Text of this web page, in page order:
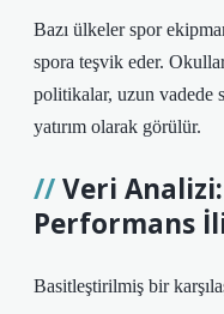
Bazı ülkeler spor
spora teşvik eder.
politikalar, uzun vadede
yatırım olarak görülür.
Veri
Performans
Basitleştirilmiş bir